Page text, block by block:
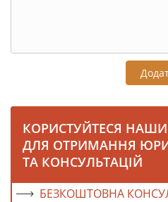
КОРИСТУЙТЕСЯ
ДЛЯ ОТРИМАННЯ
ТА КОНСУЛЬТАЦІЙ
БЕЗКОШТОВНА